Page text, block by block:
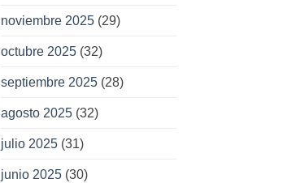
noviembre 2025(29)
octubre 2025(32)
septiembre 2025(28)
agosto 2025(32)
julio 2025(31)
junio 2025(30)